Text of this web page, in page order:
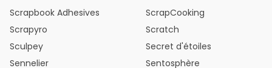
Scrapbook Adhesives
ScrapCooking
Scrapyro
Scratch
Sculpey
Secret d'étoiles
Sennelier
Sentosphère